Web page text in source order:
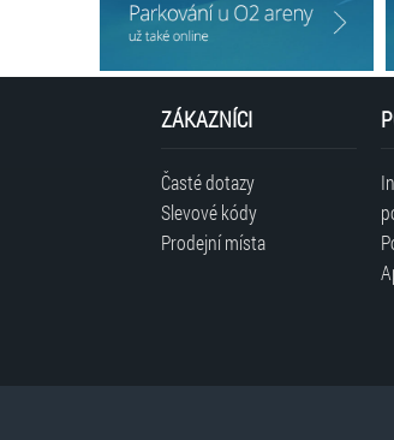
ZÁKAZNÍCI
Časté dotazy
Slevové kódy
Prodejní místa